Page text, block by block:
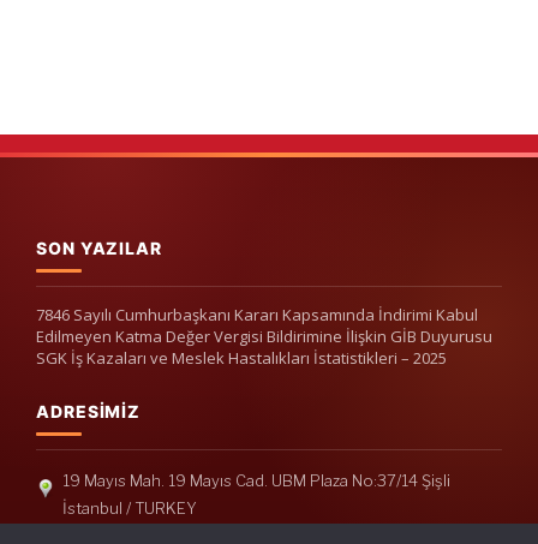
SON YAZILAR
7846 Sayılı Cumhurbaşkanı Kararı Kapsamında İndirimi Kabul
Edilmeyen Katma Değer Vergisi Bildirimine İlişkin GİB Duyurusu
SGK İş Kazaları ve Meslek Hastalıkları İstatistikleri – 2025
ADRESIMIZ
19 Mayıs Mah. 19 Mayıs Cad. UBM Plaza No:37/14 Şişli
İstanbul / TURKEY